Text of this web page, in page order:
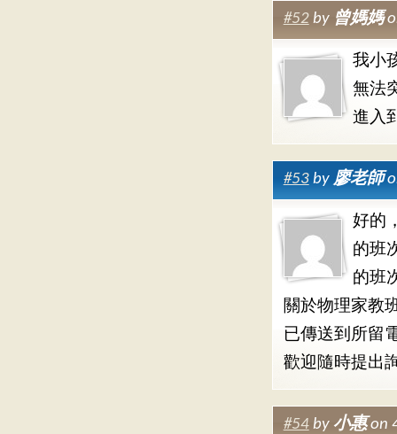
#52by 曾媽媽
我小
無法
進入
#53by 廖老師
好的
的班
的班
關於物理家教
已傳送到所留
歡迎隨時提出
#54by 小惠on